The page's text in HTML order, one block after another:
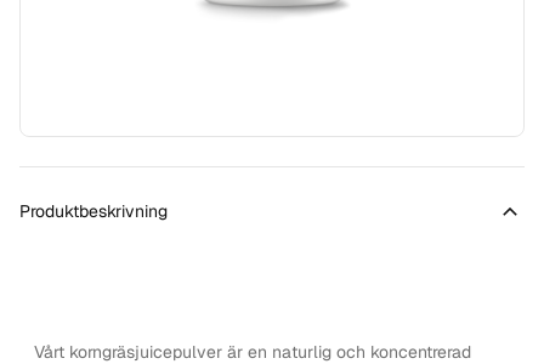
Produktbeskrivning
Vårt korngräsjuicepulver är en naturlig och koncentrerad